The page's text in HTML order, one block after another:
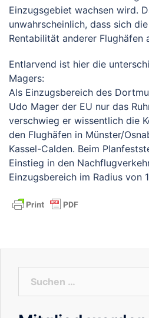
Einzugsgebiet wachsen wird.
unwahrscheinlich, dass sich
Rentabilität anderer Flughäfen
Entlarvend ist hier die
Magers:
Als Einzugsbereich des
Udo Mager der EU nur das
verschwieg er wissentlich die
den Flughäfen in Münster/
Kassel-Calden. Beim
Einstieg in den
Einzugsbereich im Radius von
nach: